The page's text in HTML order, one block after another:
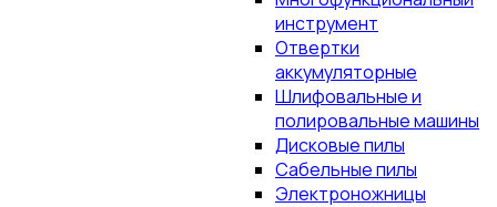
инструмент
Отвертки
аккумуляторные
Шлифовальные и
полировальные машины
Дисковые пилы
Сабельные пилы
Электроножницы